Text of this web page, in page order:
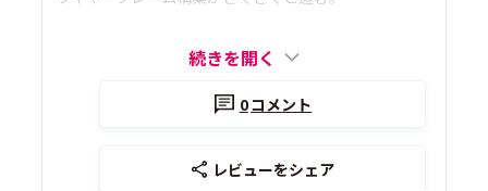
続きを開く
0コメント
レビューをシェア